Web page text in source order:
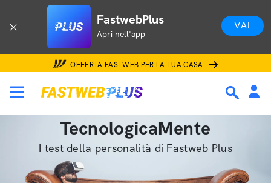
FastwebPlus
Apri nell'app
VAI
OFFERTA FASTWEB PER LA TUA CASA
TecnologicaMente
I test della personalità di Fastweb Plus